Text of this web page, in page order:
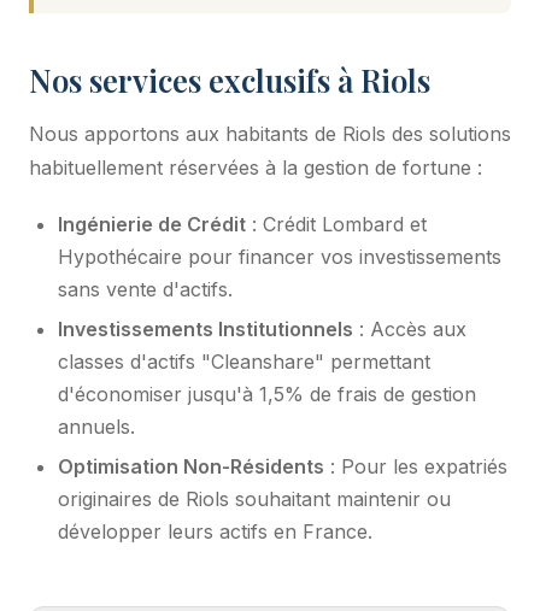
Nos services exclusifs à Riols
Nous apportons aux habitants de Riols des solutions
habituellement réservées à la gestion de fortune :
Ingénierie de Crédit : Crédit Lombard et
Hypothécaire pour financer vos investissements
sans vente d'actifs.
Investissements Institutionnels : Accès aux
classes d'actifs "Cleanshare" permettant
d'économiser jusqu'à 1,5% de frais de gestion
annuels.
Optimisation Non-Résidents : Pour les expatriés
originaires de Riols souhaitant maintenir ou
développer leurs actifs en France.